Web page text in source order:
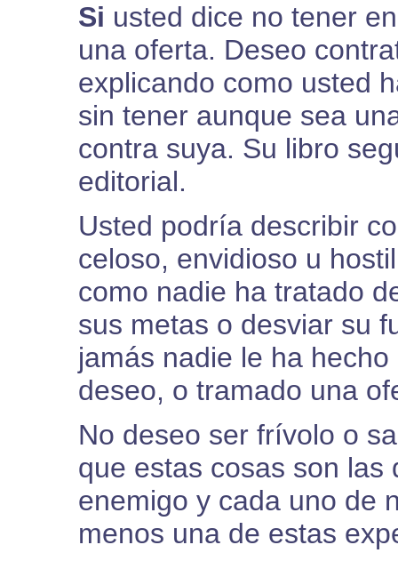
Si usted dice no tener
una oferta. Deseo
explicando como usted
sin tener aunque sea
contra suya. Su libro
editorial.
Usted podría describir
celoso, envidioso u
como nadie ha tratado
sus metas o desviar su
jamás nadie le ha
deseo, o tramado una
No deseo ser frívolo o
que estas cosas son las
enemigo y cada uno de
menos una de estas